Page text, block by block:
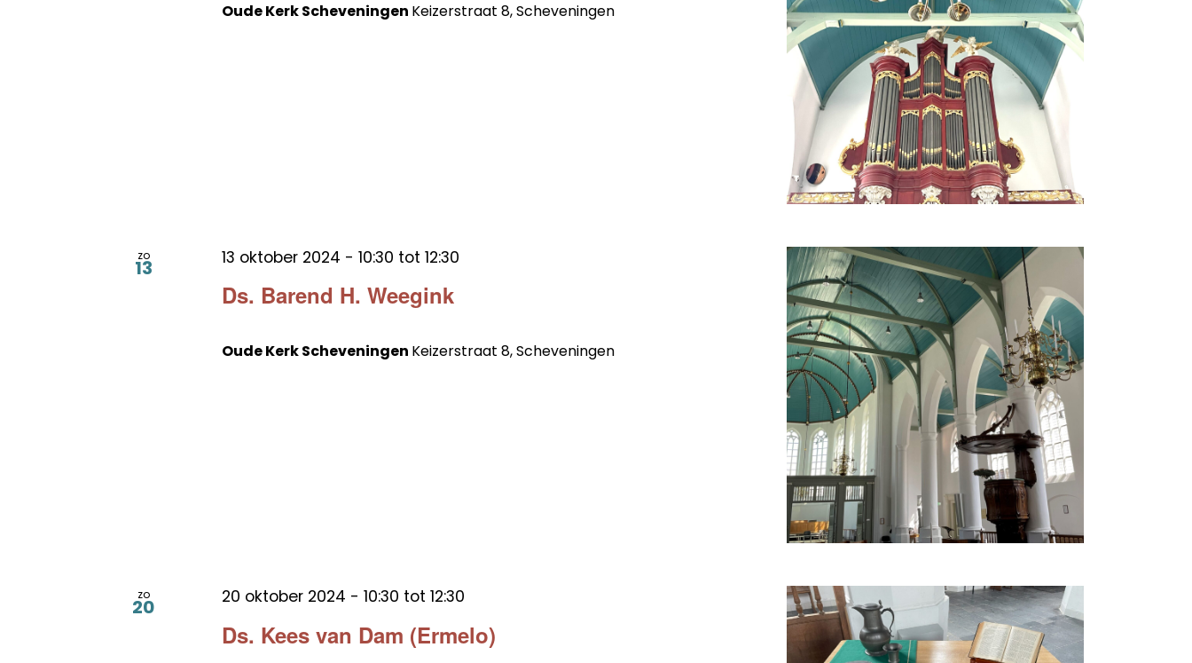
Oude Kerk Scheveningen Keizerstraat 8, Scheveningen
zo
13
Ds. Barend H. Weegink
13 oktober 2024 - 10:30 tot 12:30
Oude Kerk Scheveningen Keizerstraat 8, Scheveningen
zo
20
Ds. Kees van Dam (Ermelo)
20 oktober 2024 - 10:30 tot 12:30